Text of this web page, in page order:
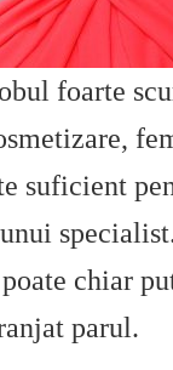
foarte
suficient
chiar
parul.